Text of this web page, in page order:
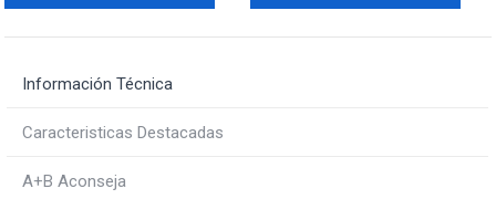
Información Técnica
Caracteristicas Destacadas
A+B Aconseja